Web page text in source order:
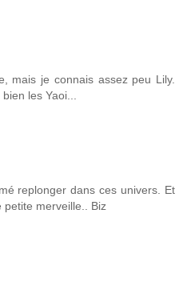
mais je connais assez peu Lily.
les Yaoi...
replonger dans ces univers. Et
petite merveille.. Biz